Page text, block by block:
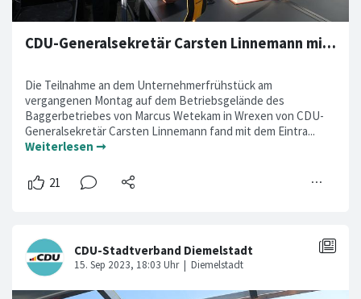
CDU-Generalsekretär Carsten Linnemann mit Eintrag in das goldene Buch
Die Teilnahme an dem Unternehmerfrühstück am
vergangenen Montag auf dem Betriebsgelände des
Baggerbetriebes von Marcus Wetekam in Wrexen von CDU-
Generalsekretär Carsten Linnemann fand mit dem Eintra...
Weiterlesen ➞